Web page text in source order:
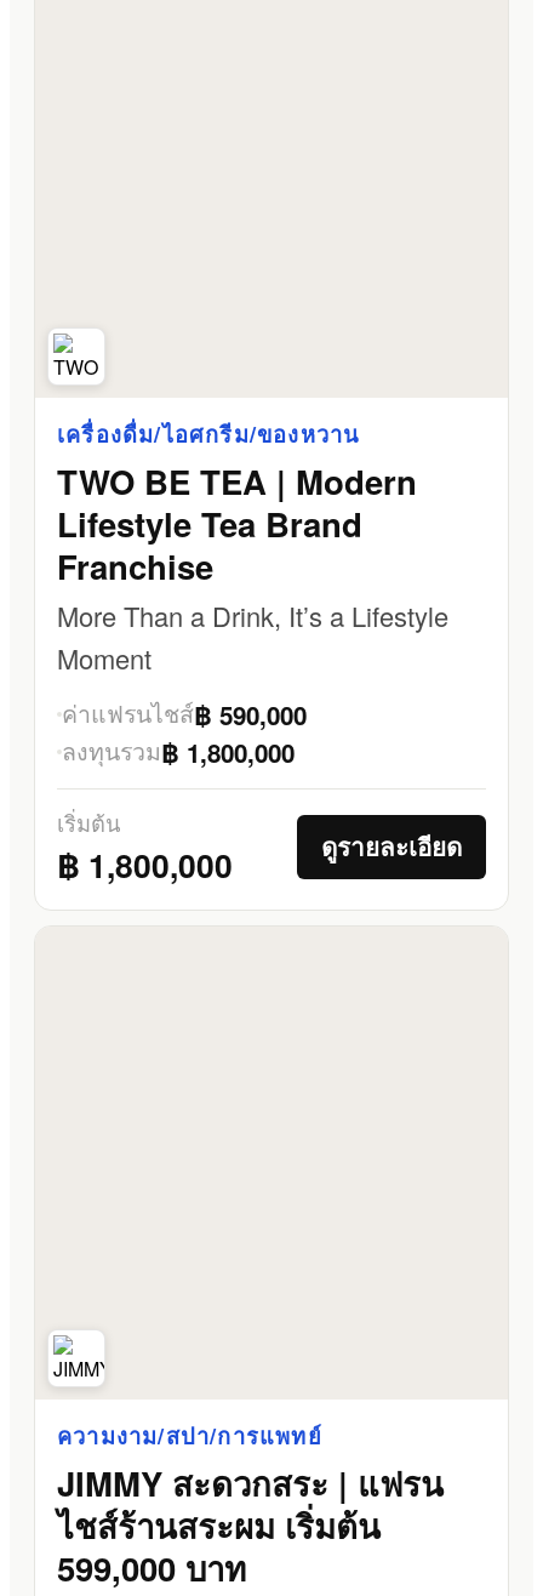
เครื่องดื่ม/ไอศกรีม/ของหวาน
TWO BE TEA | Modern
Lifestyle Tea Brand
Franchise
More Than a Drink, It’s a Lifestyle
Moment
ค่าแฟรนไชส์฿ 590,000
ลงทุนรวม฿ 1,800,000
เริ่มต้น
฿ 1,800,000 ดูรายละเอียด
ความงาม/สปา/การแพทย์
JIMMY สะดวกสระ | แฟรน
ไชส์ร้านสระผม เริ่มต้น
599,000 บาท